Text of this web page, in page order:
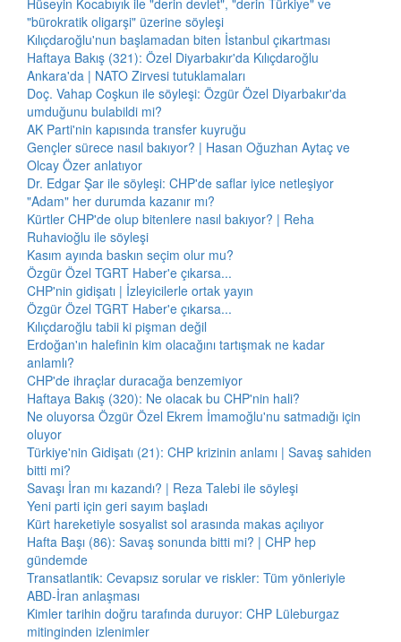
Hüseyin Kocabıyık ile "derin devlet", "derin Türkiye" ve
"bürokratik oligarşi" üzerine söyleşi
Kılıçdaroğlu'nun başlamadan biten İstanbul çıkartması
Haftaya Bakış (321): Özel Diyarbakır'da Kılıçdaroğlu
Ankara'da | NATO Zirvesi tutuklamaları
Doç. Vahap Coşkun ile söyleşi: Özgür Özel Diyarbakır'da
umduğunu bulabildi mi?
AK Parti'nin kapısında transfer kuyruğu
Gençler sürece nasıl bakıyor? | Hasan Oğuzhan Aytaç ve
Olcay Özer anlatıyor
Dr. Edgar Şar ile söyleşi: CHP'de saflar iyice netleşiyor
"Adam" her durumda kazanır mı?
Kürtler CHP'de olup bitenlere nasıl bakıyor? | Reha
Ruhavioğlu ile söyleşi
Kasım ayında baskın seçim olur mu?
Özgür Özel TGRT Haber'e çıkarsa...
CHP'nin gidişatı | İzleyicilerle ortak yayın
Özgür Özel TGRT Haber'e çıkarsa...
Kılıçdaroğlu tabii ki pişman değil
Erdoğan'ın halefinin kim olacağını tartışmak ne kadar
anlamlı?
CHP'de ihraçlar duracağa benzemiyor
Haftaya Bakış (320): Ne olacak bu CHP'nin hali?
Ne oluyorsa Özgür Özel Ekrem İmamoğlu'nu satmadığı için
oluyor
Türkiye'nin Gidişatı (21): CHP krizinin anlamı | Savaş sahiden
bitti mi?
Savaşı İran mı kazandı? | Reza Talebi ile söyleşi
Yeni parti için geri sayım başladı
Kürt hareketiyle sosyalist sol arasında makas açılıyor
Hafta Başı (86): Savaş sonunda bitti mi? | CHP hep
gündemde
Transatlantik: Cevapsız sorular ve riskler: Tüm yönleriyle
ABD-İran anlaşması
Kimler tarihin doğru tarafında duruyor: CHP Lüleburgaz
mitinginden izlenimler